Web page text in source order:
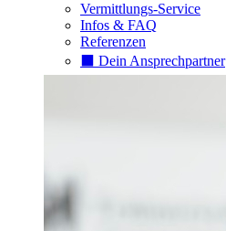
Vermittlungs-Service
Infos & FAQ
Referenzen
⬛️ Dein Ansprechpartner